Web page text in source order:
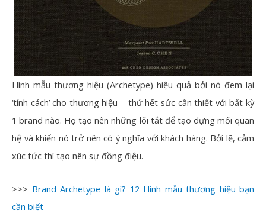
Hình mẫu thương hiệu (Archetype) hiệu quả bởi nó đem lại
‘tính cách’ cho thương hiệu – thứ hết sức cần thiết với bất kỳ
1 brand nào. Họ tạo nên những lối tắt để tạo dựng mối quan
hệ và khiến nó trở nên có ý nghĩa với khách hàng. Bởi lẽ, cảm
xúc tức thì tạo nên sự đồng điệu.
>>> Brand Archetype là gì? 12 Hình mẫu thương hiệu bạn
cần biết